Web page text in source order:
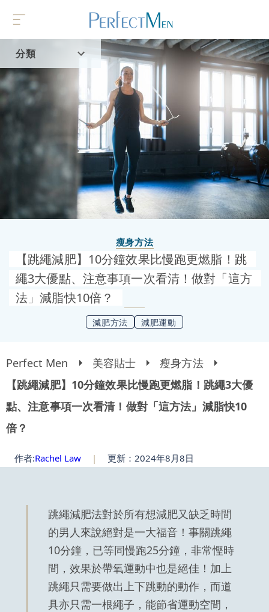
分類
首頁
流行趨勢
瘦身方法
【跳繩減肥】10分鐘效果比慢跑更燃脂！跳
繩3大優點、注意事項一次看清！做對「這方
法」減脂快10倍？
減肥方法 減肥運動
Perfect Men 美容貼士
瘦身方法
【跳繩減肥】10分鐘效果比慢跑更燃脂！跳繩3大優
點、注意事項一次看清！做對「這方法」減脂快10
倍？
作者:Rachel Law | 更新：2024年8月8日
跳繩減肥法對於所有想減肥又缺乏時間
的男人來說絕對是一大福音！事關跳繩
10分鐘，已等同慢跑25分鐘，非常慳時
間，效果於帶氧運動中也是絕佳！加上
跳繩只需要做出上下跳動的動作，而道
具亦只需一根繩子，能節省運動空間，